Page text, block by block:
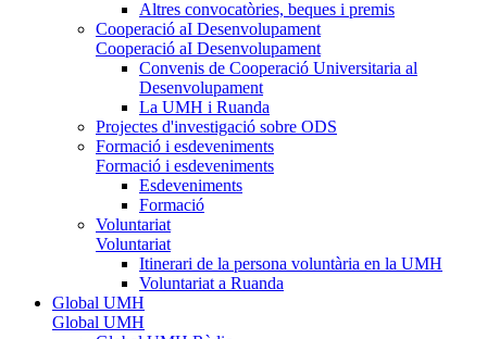
Altres convocatòries, beques i premis
Cooperació aI Desenvolupament
Cooperació aI Desenvolupament
Convenis de Cooperació Universitaria al
Desenvolupament
La UMH i Ruanda
Projectes d'investigació sobre ODS
Formació i esdeveniments
Formació i esdeveniments
Esdeveniments
Formació
Voluntariat
Voluntariat
Itinerari de la persona voluntària en la UMH
Voluntariat a Ruanda
Global UMH
Global UMH